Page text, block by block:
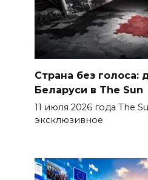
Страна без голоса:
Беларуси в The Sun
11 июля 2026 года The
эксклюзивное